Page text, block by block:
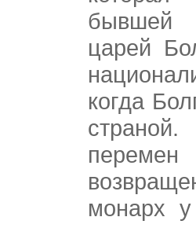
бывшей
царей
когда
монарх